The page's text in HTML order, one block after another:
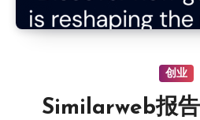
创业
Similarweb报